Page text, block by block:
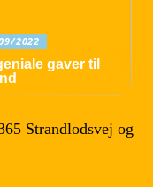
2022
gaver til
Strandlodsvej og